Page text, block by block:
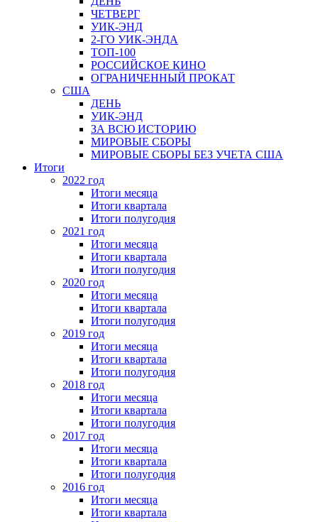
ЧЕТВЕРГ
УИК-ЭНД
2-ГО УИК-ЭНДА
ТОП-100
РОССИЙСКОЕ КИНО
ОГРАНИЧЕННЫЙ ПРОКАТ
США
ДЕНЬ
УИК-ЭНД
ЗА ВСЮ ИСТОРИЮ
МИРОВЫЕ СБОРЫ
МИРОВЫЕ СБОРЫ БЕЗ УЧЕТА США
Итоги
2022 год
Итоги месяца
Итоги квартала
Итоги полугодия
2021 год
Итоги месяца
Итоги квартала
Итоги полугодия
2020 год
Итоги месяца
Итоги квартала
Итоги полугодия
2019 год
Итоги месяца
Итоги квартала
Итоги полугодия
2018 год
Итоги месяца
Итоги квартала
Итоги полугодия
2017 год
Итоги месяца
Итоги квартала
Итоги полугодия
2016 год
Итоги месяца
Итоги квартала